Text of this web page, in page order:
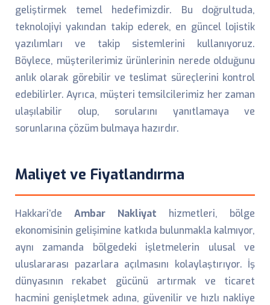
geliştirmek temel hedefimizdir. Bu doğrultuda,
teknolojiyi yakından takip ederek, en güncel lojistik
yazılımları ve takip sistemlerini kullanıyoruz.
Böylece, müşterilerimiz ürünlerinin nerede olduğunu
anlık olarak görebilir ve teslimat süreçlerini kontrol
edebilirler. Ayrıca, müşteri temsilcilerimiz her zaman
ulaşılabilir olup, sorularını yanıtlamaya ve
sorunlarına çözüm bulmaya hazırdır.
Maliyet ve Fiyatlandırma
Hakkari’de Ambar Nakliyat hizmetleri, bölge
ekonomisinin gelişimine katkıda bulunmakla kalmıyor,
aynı zamanda bölgedeki işletmelerin ulusal ve
uluslararası pazarlara açılmasını kolaylaştırıyor. İş
dünyasının rekabet gücünü artırmak ve ticaret
hacmini genişletmek adına, güvenilir ve hızlı nakliye